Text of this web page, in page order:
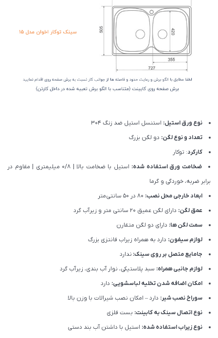
نوع ورق استیل: استنسل استیل ضد زنگ 304
تعداد و نوع لگن: دو لگن بزرگ
کارکرد: توکار
ضخامت ورق استفاده شده:
استیل با ضخامت بالا | 0/8 میلیمتری | مقاوم در
برابر ضربه، خوردگی و گرما
ابعاد خارجی محل نصب:
عمق لگن: دارای لگن عمیق 20 سانتی متر و زیرآب گرد
سمت لگن ها: دارای دو لگن متقارن
لوازم سیفون: دارد به همراه زیراب فانتزی بزرگ
جامایع متصل بر روی سینک: ندارد
لوازم جانبی همراه: سبد پلاستیکی، نوار آب بندی، زیرآب گرد
امکان اضافه شدن تخلیه لباسشویی: دارد
سوراخ نصب شیر: دارد – امکان نصب شیرالات با وزن بالا
نوع اتصال سینک به کابینت: بست فلزی
نوع زیراب استفاده شده: استیل با داشتن آب بند دستی